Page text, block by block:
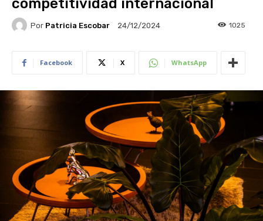
competitividad internacional
Por Patricia Escobar 24/12/2024 1025
Facebook X WhatsApp